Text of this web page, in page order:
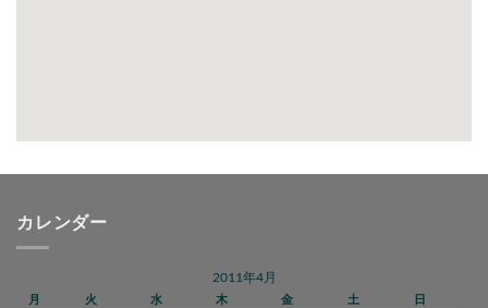
カレンダー
2011年4月
月 火 水 木 金 土
日